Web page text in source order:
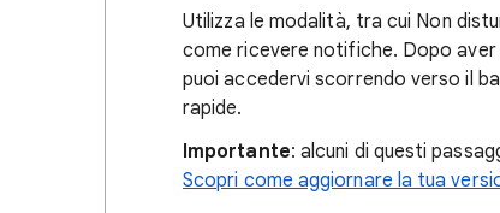
Utilizza le modalità, tra cui Non
come ricevere notifiche. Dopo
puoi accedervi scorrendo verso il
rapide.
Importante: alcuni di questi
Scopri come aggiornare la tua